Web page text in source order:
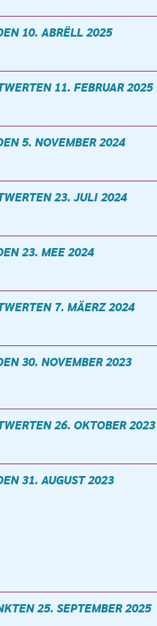
10. ABRËLL 2025
11. FEBRUAR 2025
5. NOVEMBER 2024
23. JULI 2024
23. MEE 2024
7. MÄERZ 2024
30. NOVEMBER 2023
26. OKTOBER 2023
31. AUGUST 2023
25. SEPTEMBER 2025